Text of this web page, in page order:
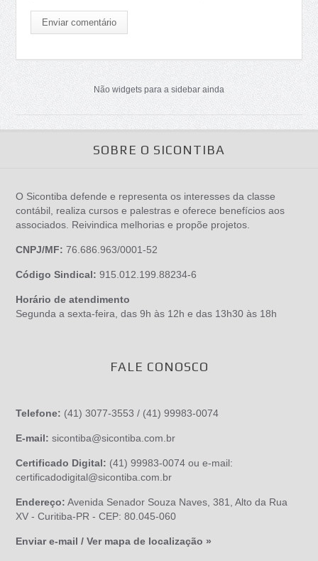
Enviar comentário
Não widgets para a sidebar ainda
SOBRE O SICONTIBA
O Sicontiba defende e representa os interesses da classe
contábil, realiza cursos e palestras e oferece benefícios aos
associados. Reivindica melhorias e propõe projetos.
CNPJ/MF: 76.686.963/0001-52
Código Sindical: 915.012.199.88234-6
Horário de atendimento
Segunda a sexta-feira, das 9h às 12h e das 13h30 às 18h
FALE CONOSCO
Telefone: (41) 3077-3553 / (41) 99983-0074
E-mail:sicontiba@sicontiba.com.br
Certificado Digital: (41) 99983-0074 ou e-mail:
certificadodigital@sicontiba.com.br
Endereço: Avenida Senador Souza Naves, 381, Alto da Rua
XV - Curitiba-PR - CEP: 80.045-060
Enviar e-mail / Ver mapa de localização »